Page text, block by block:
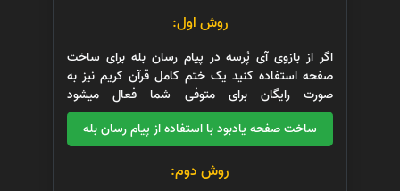
روش اول:
اگر از بازوی آی پُرسه در پیام رسان بله برای ساخت
صفحه استفاده کنید یک ختم کامل قرآن کریم نیز به
صورت رایگان برای متوفی شما فعال میشود
ساخت صفحه یادبود با استفاده از پیام رسان بله
روش دوم: